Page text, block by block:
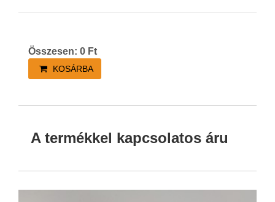
Összesen: 0 Ft
KOSÁRBA
A termékkel kapcsolatos áru